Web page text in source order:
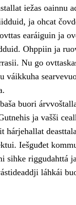
iežas oainnu
ja ohcat
earáiguin ja
Ohppiin ja
Nu go
váikkuha
buori
ja vašši
hárjehallat
Iešguđet
sihke riggudahttá
láhkái